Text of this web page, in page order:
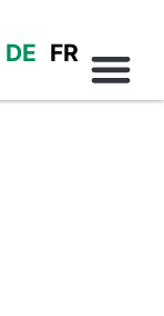
DE FR